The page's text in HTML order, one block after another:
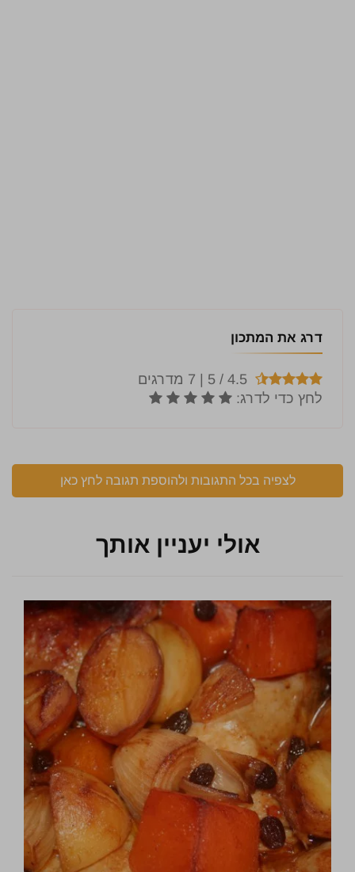
דרג את המתכון
לצפיה בכל התגובות ולהוספת תגובה לחץ כאן
אולי יעניין אותך